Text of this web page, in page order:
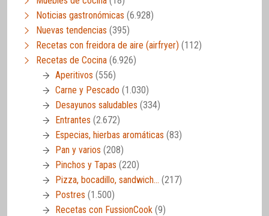
Noticias gastronómicas (6.928)
Nuevas tendencias (395)
Recetas con freidora de aire (airfryer) (112)
Recetas de Cocina (6.926)
Aperitivos (556)
Carne y Pescado (1.030)
Desayunos saludables (334)
Entrantes (2.672)
Especias, hierbas aromáticas (83)
Pan y varios (208)
Pinchos y Tapas (220)
Pizza, bocadillo, sandwich… (217)
Postres (1.500)
Recetas con FussionCook (9)